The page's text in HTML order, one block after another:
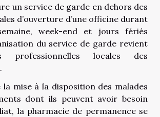
un service de garde en dehors des
d’ouverture d’une officine durant
week-end et jours fériés
du service de garde revient
professionnelles locales des
la mise à la disposition des malades
dont ils peuvent avoir besoin
la pharmacie de permanence se